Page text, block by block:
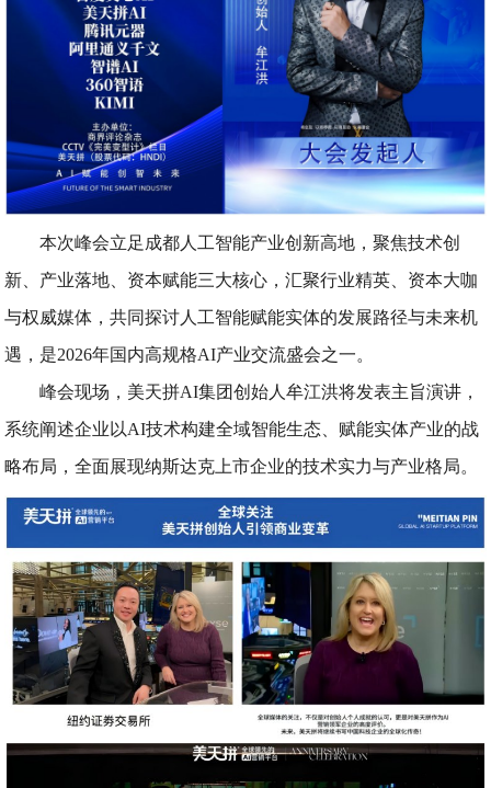
本次峰会立足成都人工智能产业创新高地，聚焦技术创
新、产业落地、资本赋能三大核心，汇聚行业精英、资本大咖
与权威媒体，共同探讨人工智能赋能实体的发展路径与未来机
遇，是2026年国内高规格AI产业交流盛会之一。
峰会现场，美天拼AI集团创始人牟江洪将发表主旨演讲，
系统阐述企业以AI技术构建全域智能生态、赋能实体产业的战
略布局，全面展现纳斯达克上市企业的技术实力与产业格局。